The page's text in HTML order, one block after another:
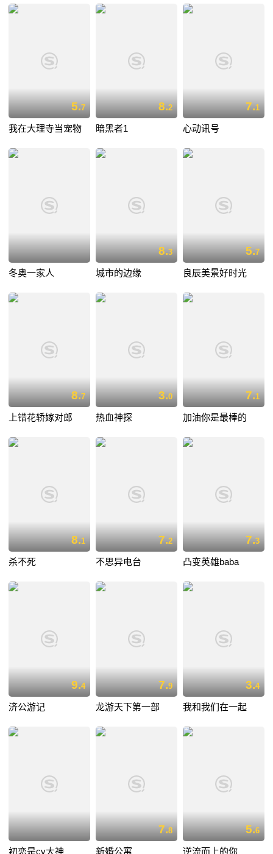
5.7
我在大理寺当宠物
8.2
暗黑者1
7.1
心动讯号
冬奥一家人
8.3
城市的边缘
5.7
良辰美景好时光
8.7
上错花轿嫁对郎
3.0
热血神探
7.1
加油你是最棒的
8.1
杀不死
7.2
不思异电台
7.3
凸变英雄baba
9.4
济公游记
7.9
龙游天下第一部
3.4
我和我们在一起
初恋是cv大神
7.8
新婚公寓
5.6
逆流而上的你